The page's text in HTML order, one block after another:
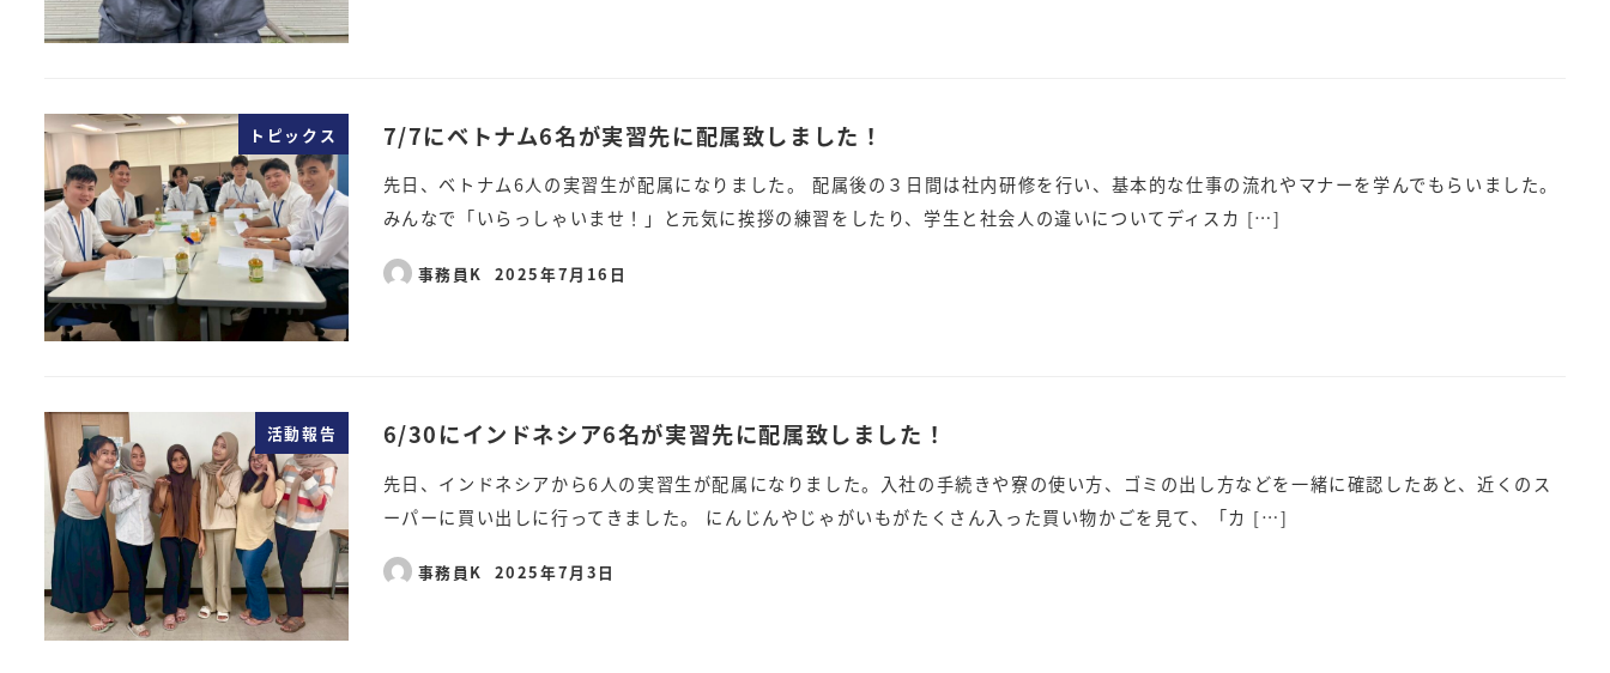
トピックス 7/7にベトナム6名が実習先に配属致しました！
先日、ベトナム6人の実習生が配属になりました。 配属後の３日間は社内研修を行い、基本的な仕事の流れやマナーを学んでもらいました。
みんなで「いらっしゃいませ！」と元気に挨拶の練習をしたり、学生と社会人の違いについてディスカ […]
事務員K 2025年7月16日
活動報告 6/30にインドネシア6名が実習先に配属致しました！
先日、インドネシアから6人の実習生が配属になりました。入社の手続きや寮の使い方、ゴミの出し方などを一緒に確認したあと、近くのス
ーパーに買い出しに行ってきました。 にんじんやじゃがいもがたくさん入った買い物かごを見て、「カ […]
事務員K 2025年7月3日